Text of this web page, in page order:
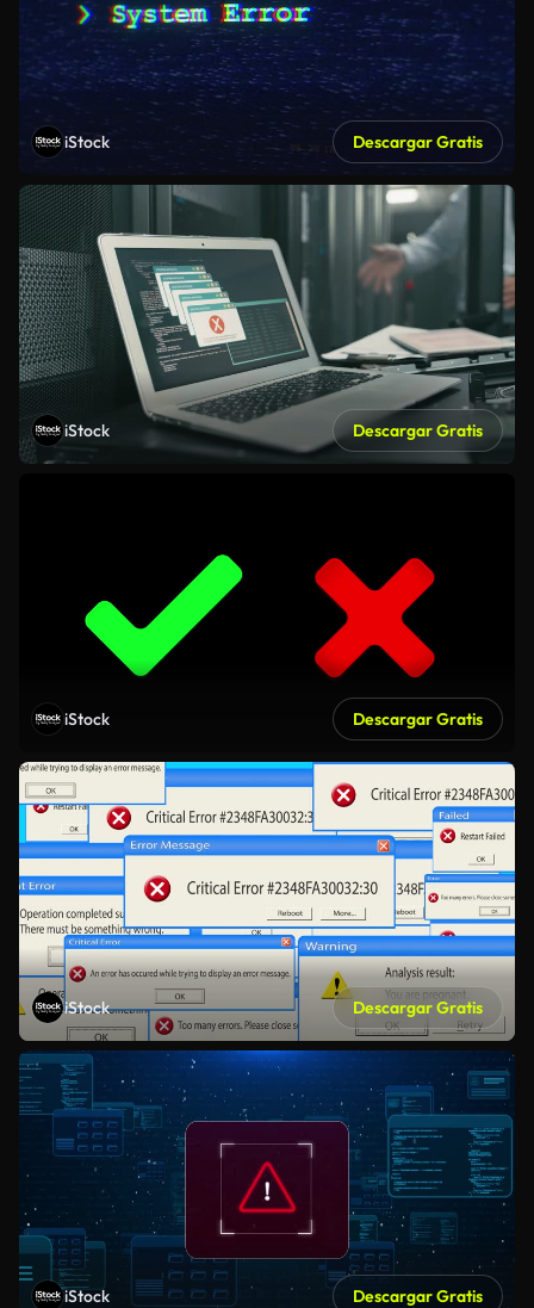
iStock Descargar Gratis
iStock Descargar Gratis
iStock Descargar Gratis
iStock Descargar Gratis
iStock Descargar Gratis